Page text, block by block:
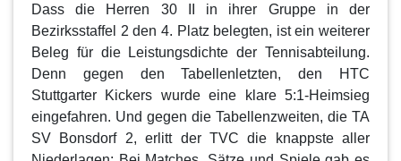
Dass die Herren 30 II in ihrer Gruppe in der
Bezirksstaffel 2 den 4. Platz belegten, ist ein weiterer
Beleg für die Leistungsdichte der Tennisabteilung.
Denn gegen den Tabellenletzten, den HTC
Stuttgarter Kickers wurde eine klare 5:1-Heimsieg
eingefahren. Und gegen die Tabellenzweiten, die TA
SV Bonsdorf 2, erlitt der TVC die knappste aller